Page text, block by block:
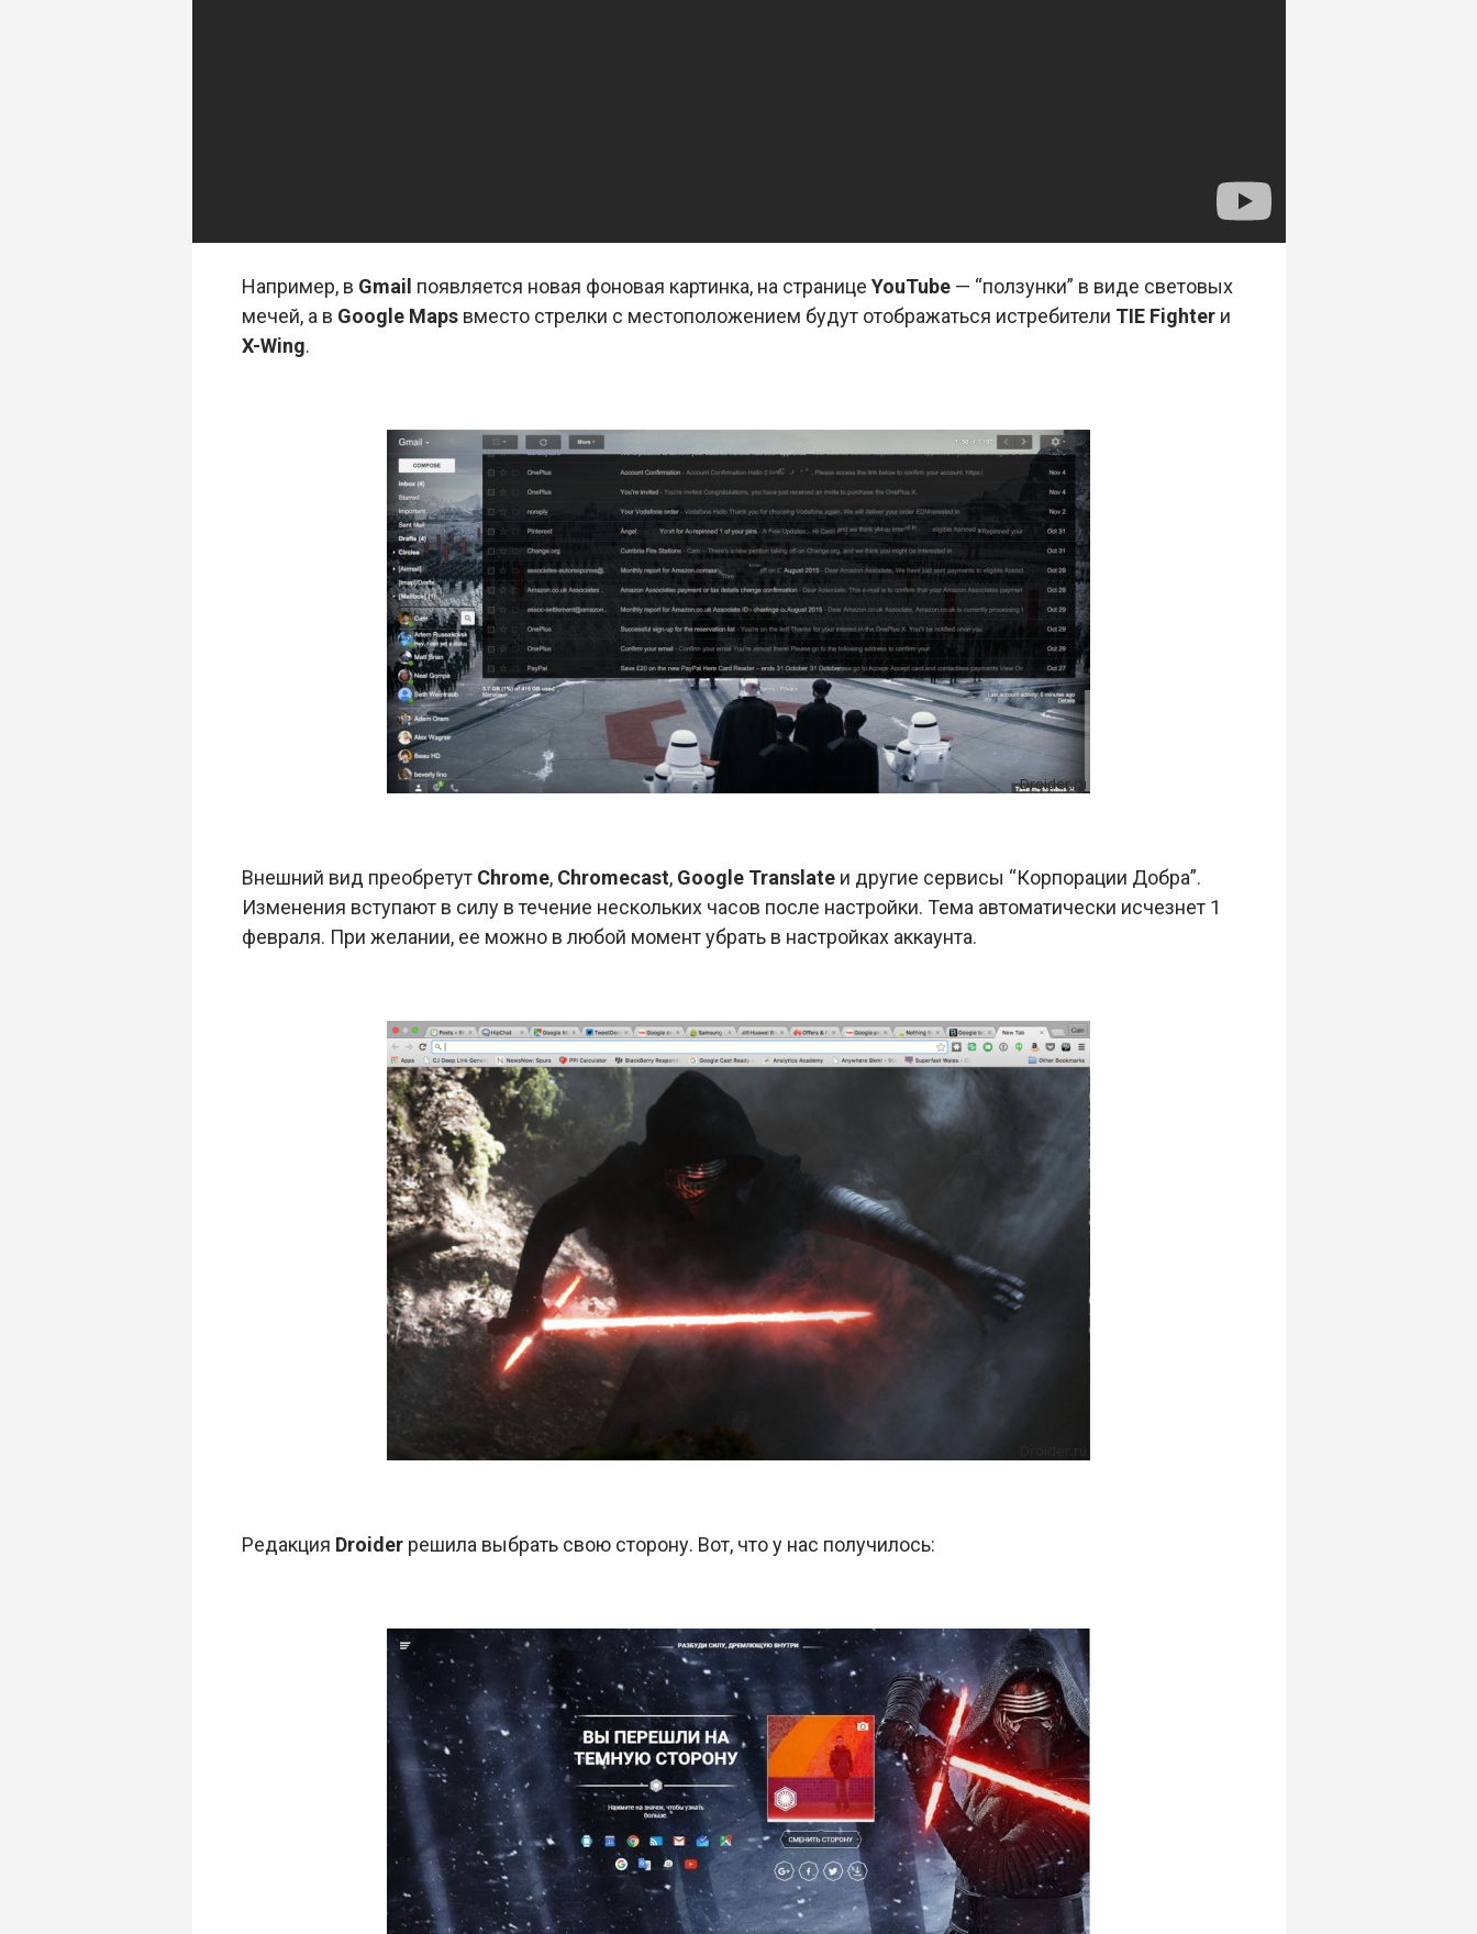
Например, в Gmail появляется новая фоновая картинка, на странице YouTube— “ползунки” в виде световых
мечей, а в Google Mapsвместо стрелки с местоположением будут отображаться истребители TIE Fighterи
X-Wing.
Внешний вид преобретут Chrome, Chromecast, Google Translateи другие сервисы “Корпорации Добра”.
Изменения вступают в силу в течение нескольких часов после настройки. Тема автоматически исчезнет 1
февраля. При желании, ее можно в любой момент убрать в настройках аккаунта.
Редакция Droiderрешила выбрать свою сторону. Вот, что у нас получилось: